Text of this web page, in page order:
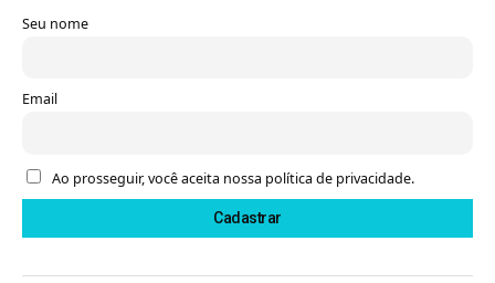
Seu nome
Email
Ao prosseguir, você aceita nossa política de privacidade.